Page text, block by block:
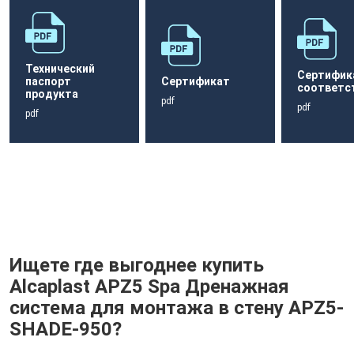
Технический
паспорт
продукта
pdf
Сертификат
pdf
pdf
Ищете где выгоднее купить
Alcaplast APZ5 Spa Дренажная
система для монтажа в стену APZ5-
SHADE-950?